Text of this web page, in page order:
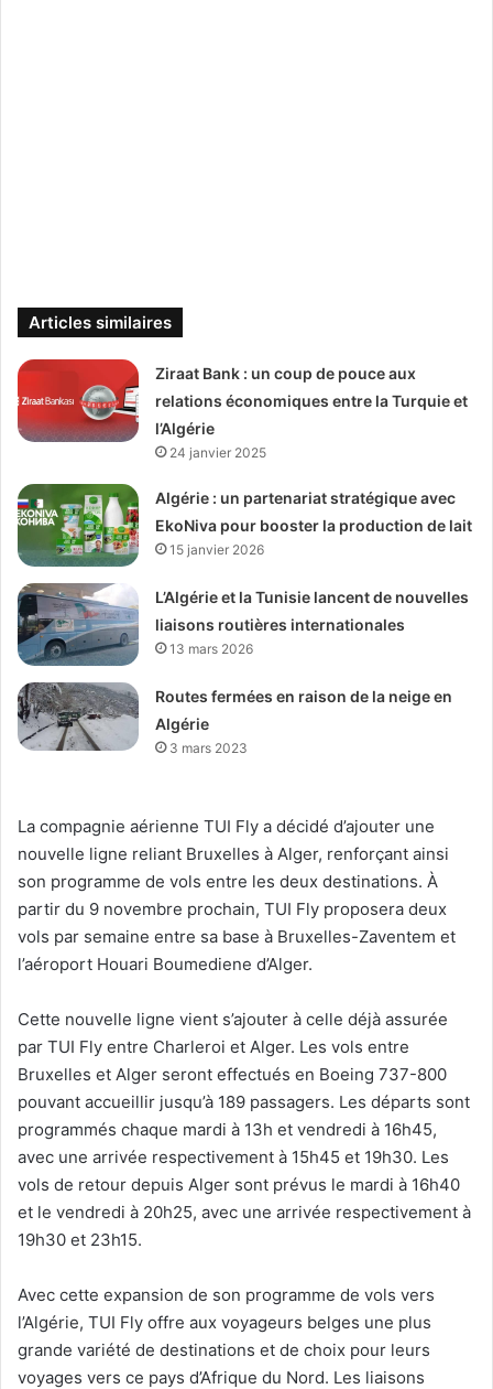
Articles similaires
Ziraat Bank : un coup de pouce aux
relations économiques entre la Turquie et
l’Algérie
24 janvier 2025
Algérie : un partenariat stratégique avec
EkoNiva pour booster la production de lait
15 janvier 2026
L’Algérie et la Tunisie lancent de nouvelles
liaisons routières internationales
13 mars 2026
Routes fermées en raison de la neige en
Algérie
3 mars 2023
La compagnie aérienne TUI Fly a décidé d’ajouter une
nouvelle ligne reliant Bruxelles à Alger, renforçant ainsi
son programme de vols entre les deux destinations. À
partir du 9 novembre prochain, TUI Fly proposera deux
vols par semaine entre sa base à Bruxelles-Zaventem et
l’aéroport Houari Boumediene d’Alger.
Cette nouvelle ligne vient s’ajouter à celle déjà assurée
par TUI Fly entre Charleroi et Alger. Les vols entre
Bruxelles et Alger seront effectués en Boeing 737-800
pouvant accueillir jusqu’à 189 passagers. Les départs sont
programmés chaque mardi à 13h et vendredi à 16h45,
avec une arrivée respectivement à 15h45 et 19h30. Les
vols de retour depuis Alger sont prévus le mardi à 16h40
et le vendredi à 20h25, avec une arrivée respectivement à
19h30 et 23h15.
Avec cette expansion de son programme de vols vers
l’Algérie, TUI Fly offre aux voyageurs belges une plus
grande variété de destinations et de choix pour leurs
voyages vers ce pays d’Afrique du Nord. Les liaisons